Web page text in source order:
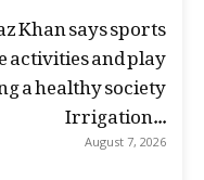
Khan says sports
and play
a healthy society
Irrigation...
August 7, 2026